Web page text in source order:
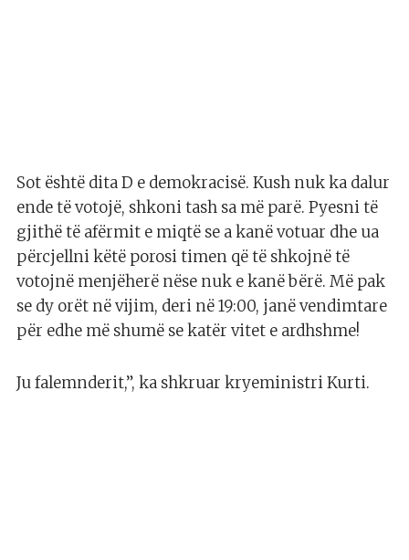
Sot është dita D e demokracisë. Kush nuk ka dalur
ende të votojë, shkoni tash sa më parë. Pyesni të
gjithë të afërmit e miqtë se a kanë votuar dhe ua
përcjellni këtë porosi timen që të shkojnë të
votojnë menjëherë nëse nuk e kanë bërë. Më pak
se dy orët në vijim, deri në 19:00, janë vendimtare
për edhe më shumë se katër vitet e ardhshme!
Ju falemnderit,”, ka shkruar kryeministri Kurti.